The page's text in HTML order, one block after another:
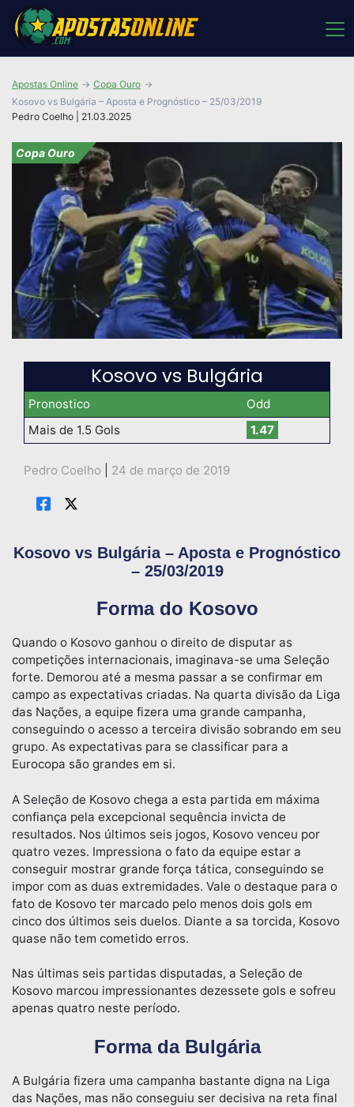
Pedro Coelho | 21.03.2025
Apostas Online
Copa Ouro
Kosovo vs Bulgária – Aposta e Prognóstico – 25/03/2019
Copa Ouro
Kosovo vs Bulgária
Pronostico
Odd
Mais de 1.5 Gols
1.47
Pedro Coelho 24 de março de 2019
Kosovo vs Bulgária – Aposta e Prognóstico
– 25/03/2019
Forma do Kosovo
Quando o Kosovo ganhou o direito de disputar as
competições internacionais, imaginava-se uma Seleção
forte. Demorou até a mesma passar a se confirmar em
campo as expectativas criadas. Na quarta divisão da Liga
das Nações, a equipe fizera uma grande campanha,
conseguindo o acesso a terceira divisão sobrando em seu
grupo. As expectativas para se classificar para a
Eurocopa são grandes em si.
A Seleção de Kosovo chega a esta partida em máxima
confiança pela excepcional sequência invicta de
resultados. Nos últimos seis jogos, Kosovo venceu por
quatro vezes. Impressiona o fato da equipe estar a
conseguir mostrar grande força tática, conseguindo se
impor com as duas extremidades. Vale o destaque para o
fato de Kosovo ter marcado pelo menos dois gols em
cinco dos últimos seis duelos. Diante a sa torcida, Kosovo
quase não tem cometido erros.
Nas últimas seis partidas disputadas, a Seleção de
Kosovo marcou impressionantes dezessete gols e sofreu
apenas quatro neste período.
Forma da Bulgária
A Bulgária fizera uma campanha bastante digna na Liga
das Nações, mas não conseguiu ser decisiva na reta final